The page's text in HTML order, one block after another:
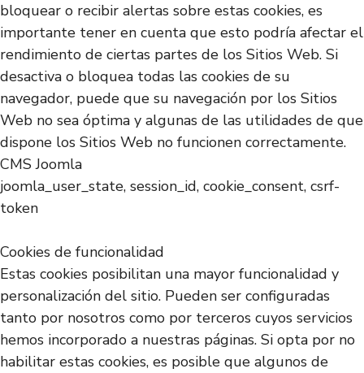
bloquear o recibir alertas sobre estas cookies, es
importante tener en cuenta que esto podría afectar el
rendimiento de ciertas partes de los Sitios Web. Si
desactiva o bloquea todas las cookies de su
navegador, puede que su navegación por los Sitios
Web no sea óptima y algunas de las utilidades de que
dispone los Sitios Web no funcionen correctamente.
CMS Joomla
joomla_user_state, session_id, cookie_consent, csrf-
token
Cookies de funcionalidad
Estas cookies posibilitan una mayor funcionalidad y
personalización del sitio. Pueden ser configuradas
tanto por nosotros como por terceros cuyos servicios
hemos incorporado a nuestras páginas. Si opta por no
habilitar estas cookies, es posible que algunos de